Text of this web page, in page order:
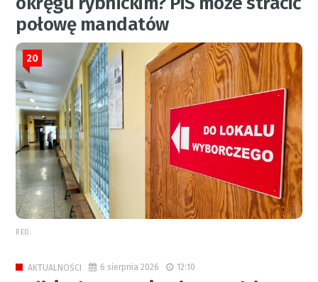
połowę mandatów
20
RED.
AKTUALNOŚCI 6 sierpnia 2026 12:10